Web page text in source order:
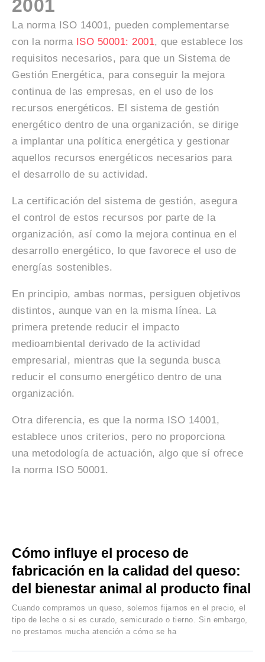
2001
La norma ISO 14001, pueden complementarse
con la norma ISO 50001: 2001, que establece los
requisitos necesarios, para que un Sistema de
Gestión Energética, para conseguir la mejora
continua de las empresas, en el uso de los
recursos energéticos. El sistema de gestión
energético dentro de una organización, se dirige
a implantar una política energética y gestionar
aquellos recursos energéticos necesarios para
el desarrollo de su actividad.
La certificación del sistema de gestión, asegura
el control de estos recursos por parte de la
organización, así como la mejora continua en el
desarrollo energético, lo que favorece el uso de
energías sostenibles.
En principio, ambas normas, persiguen objetivos
distintos, aunque van en la misma línea. La
primera pretende reducir el impacto
medioambiental derivado de la actividad
empresarial, mientras que la segunda busca
reducir el consumo energético dentro de una
organización.
Otra diferencia, es que la norma ISO 14001,
establece unos criterios, pero no proporciona
una metodología de actuación, algo que sí ofrece
la norma ISO 50001.
Cómo influye el proceso de
fabricación en la calidad del queso:
del bienestar animal al producto final
Cuando compramos un queso, solemos fijarnos en el precio, el
tipo de leche o si es curado, semicurado o tierno. Sin embargo,
no prestamos mucha atención a cómo se ha